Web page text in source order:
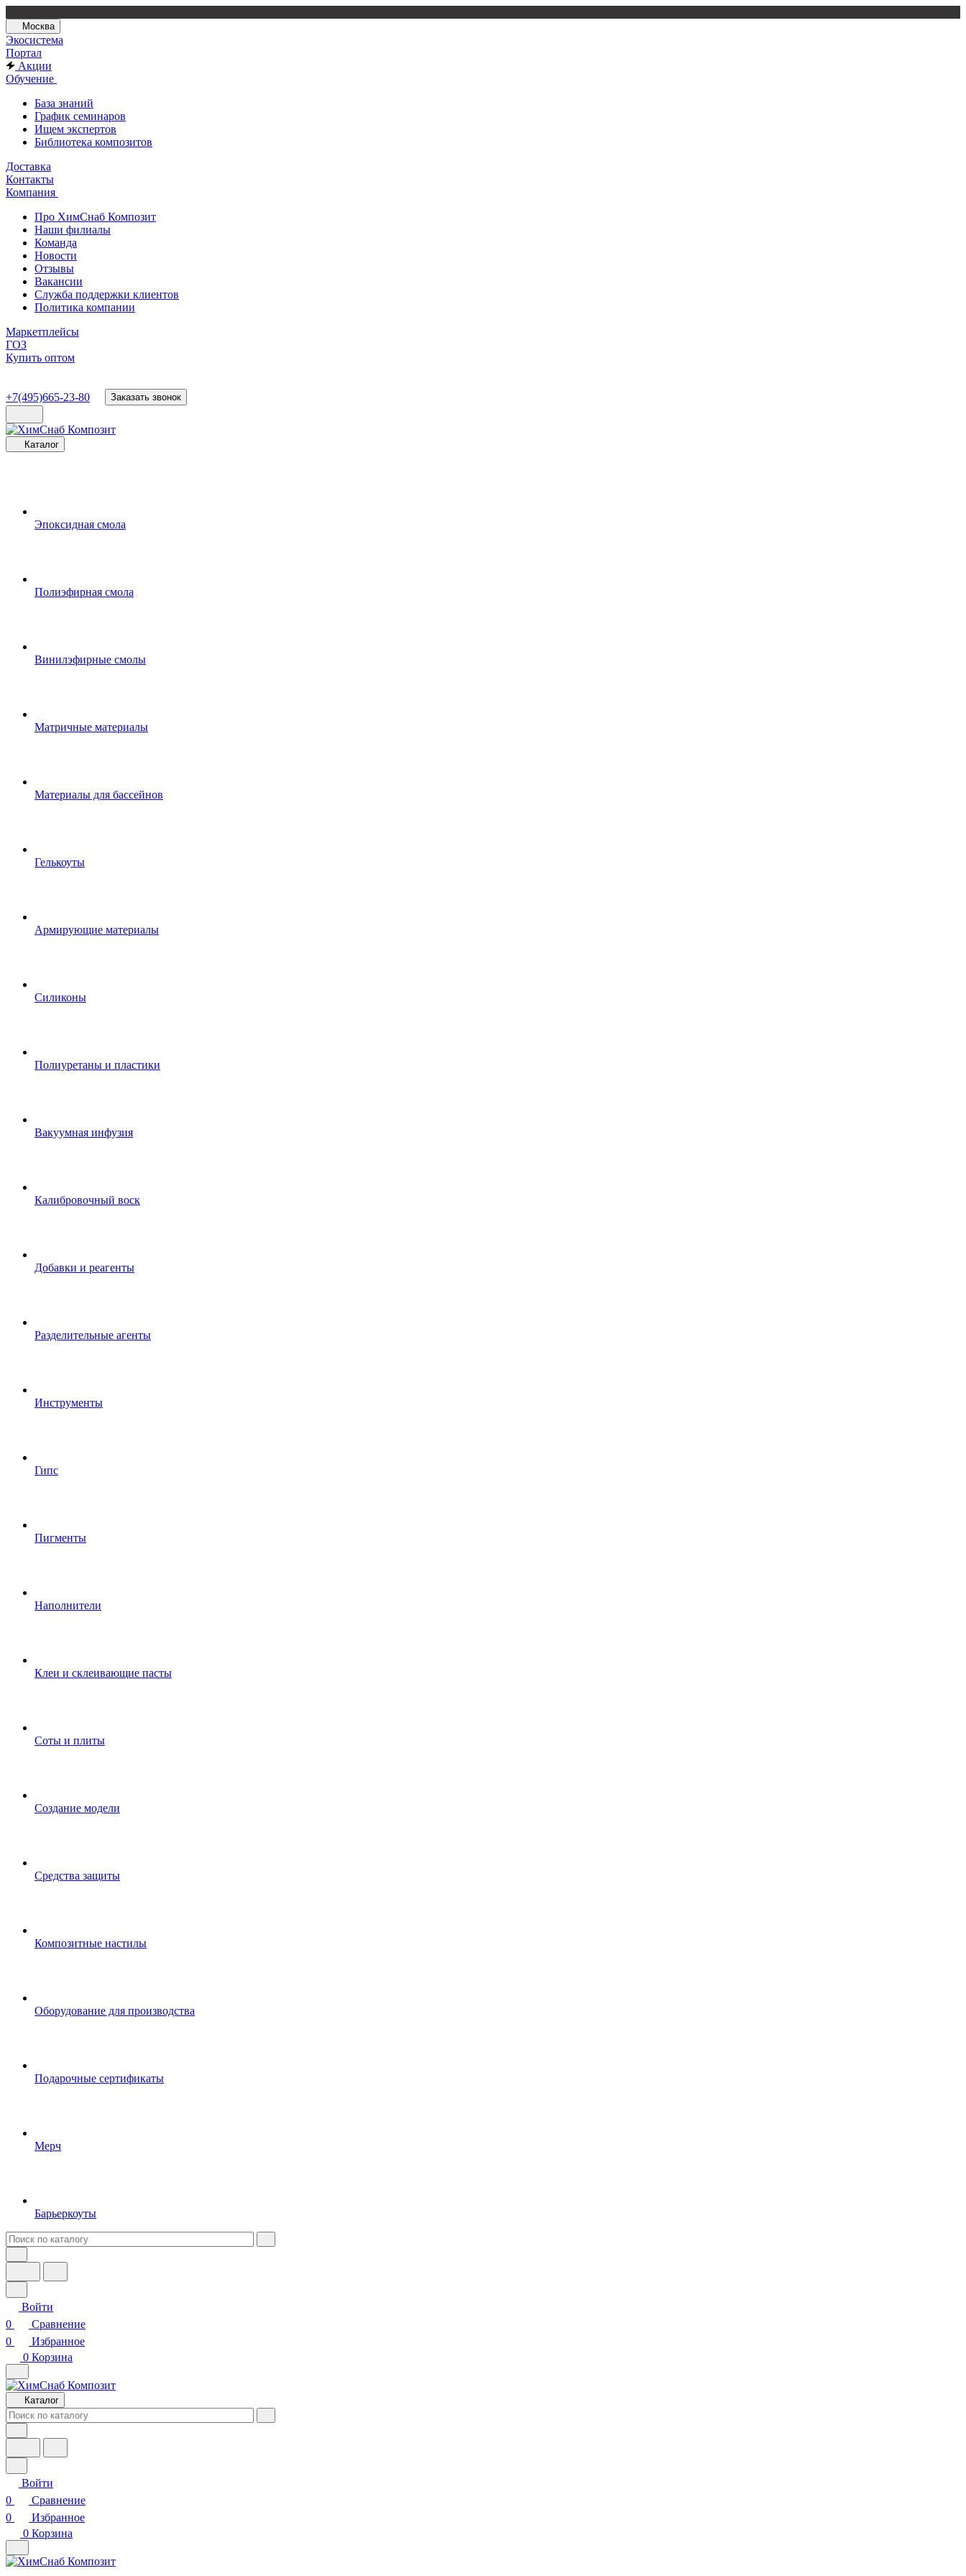
Москва
Экосистема
Портал
Акции
Обучение
База знаний
График семинаров
Ищем экспертов
Библиотека композитов
Доставка
Контакты
Компания
Про ХимСнаб Композит
Наши филиалы
Команда
Новости
Отзывы
Вакансии
Служба поддержки клиентов
Политика компании
Маркетплейсы
ГОЗ
Купить оптом
+7(495)665-23-80 Заказать звонок
Каталог
Эпоксидная смола
Полиэфирная смола
Винилэфирные смолы
Матричные материалы
Материалы для бассейнов
Гелькоуты
Армирующие материалы
Силиконы
Полиуретаны и пластики
Вакуумная инфузия
Калибровочный воск
Добавки и реагенты
Разделительные агенты
Инструменты
Гипс
Пигменты
Наполнители
Клеи и склеивающие пасты
Соты и плиты
Создание модели
Средства защиты
Композитные настилы
Оборудование для производства
Подарочные сертификаты
Мерч
Барьеркоуты
Войти
0
Сравнение
0
Избранное
0 Корзина
Каталог
Войти
0
Сравнение
0
Избранное
0 Корзина